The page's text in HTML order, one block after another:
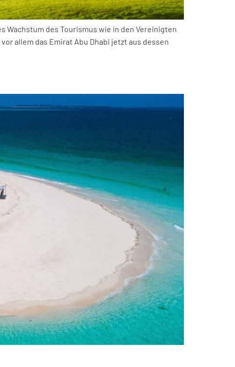
Wachstum des Tourismus wie in den Vereinigten
allem das Emirat Abu Dhabi jetzt aus dessen